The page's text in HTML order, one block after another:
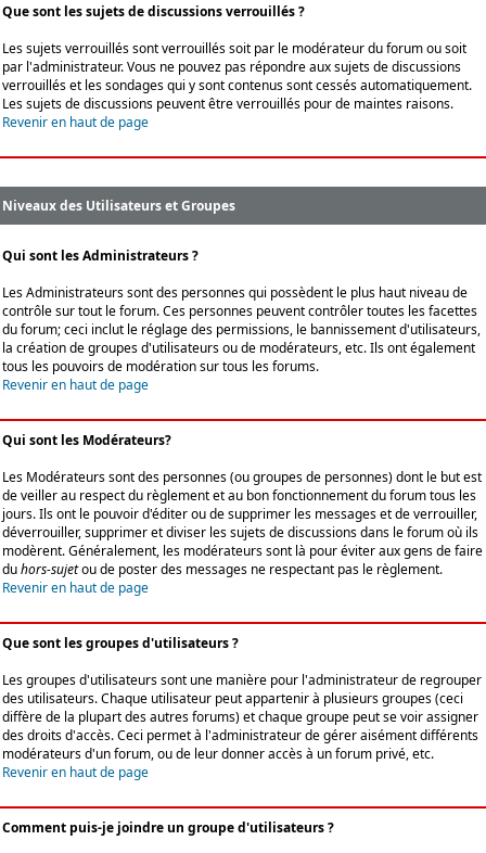
Que sont les sujets de discussions verrouillés ?
Les sujets verrouillés sont verrouillés soit par le modérateur du forum ou soit
par l'administrateur. Vous ne pouvez pas répondre aux sujets de discussions
verrouillés et les sondages qui y sont contenus sont cessés automatiquement.
Les sujets de discussions peuvent être verrouillés pour de maintes raisons.
Revenir en haut de page
Niveaux des Utilisateurs et Groupes
Qui sont les Administrateurs ?
Les Administrateurs sont des personnes qui possèdent le plus haut niveau de
contrôle sur tout le forum. Ces personnes peuvent contrôler toutes les facettes
du forum; ceci inclut le réglage des permissions, le bannissement d'utilisateurs,
la création de groupes d'utilisateurs ou de modérateurs, etc. Ils ont également
tous les pouvoirs de modération sur tous les forums.
Revenir en haut de page
Qui sont les Modérateurs?
Les Modérateurs sont des personnes (ou groupes de personnes) dont le but est
de veiller au respect du règlement et au bon fonctionnement du forum tous les
jours. Ils ont le pouvoir d'éditer ou de supprimer les messages et de verrouiller,
déverrouiller, supprimer et diviser les sujets de discussions dans le forum où ils
modèrent. Généralement, les modérateurs sont là pour éviter aux gens de faire
duhors-sujetou de poster des messages ne respectant pas le règlement.
Revenir en haut de page
Que sont les groupes d'utilisateurs ?
Les groupes d'utilisateurs sont une manière pour l'administrateur de regrouper
des utilisateurs. Chaque utilisateur peut appartenir à plusieurs groupes (ceci
diffère de la plupart des autres forums) et chaque groupe peut se voir assigner
des droits d'accès. Ceci permet à l'administrateur de gérer aisément différents
modérateurs d'un forum, ou de leur donner accès à un forum privé, etc.
Revenir en haut de page
Comment puis-je joindre un groupe d'utilisateurs ?